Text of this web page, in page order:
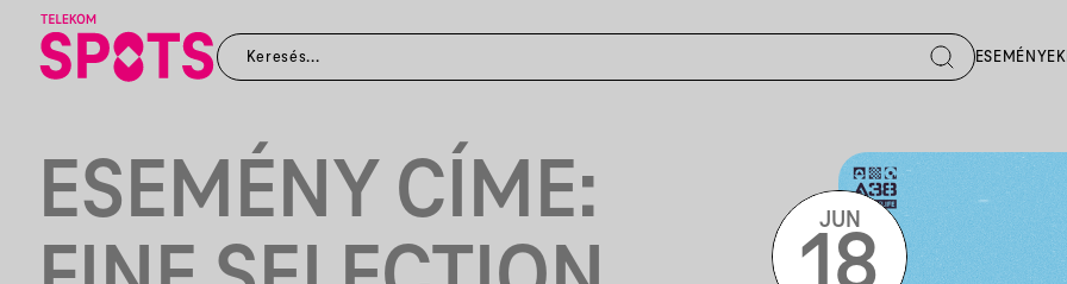
ESEMÉNYEK
ESEMÉNY CÍME:
JUN